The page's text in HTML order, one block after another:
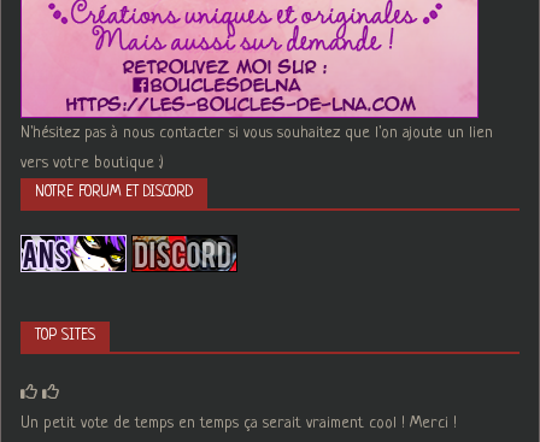
N'hésitez pas à nous contacter si vous souhaitez que l'on ajoute un lien
vers votre boutique :)
NOTRE FORUM ET DISCORD
TOP SITES
Un petit vote de temps en temps ça serait vraiment cool ! Merci !